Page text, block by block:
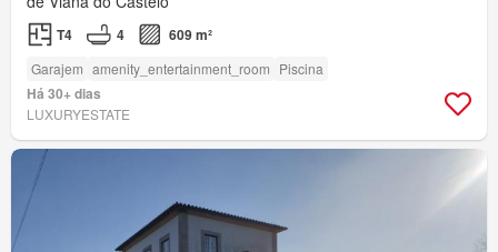
T4 4 609 m²
Garajem amenity_entertainment_room Piscina
Há 30+ dias
LUXURYESTATE